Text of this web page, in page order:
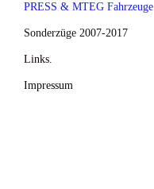
PRESS & MTEG Fahrzeuge
Sonderzüge 2007-2017
Links.
Impressum